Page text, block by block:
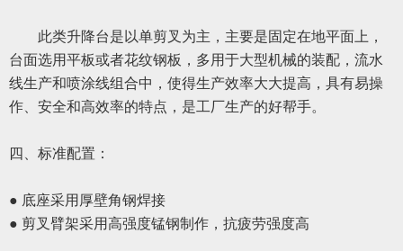
此类升降台是 以单剪叉为主，主要是固定在地平面上，
台面选用平板或者花纹钢板，多用于大型机械的装配，流水
线生产和喷涂线组合中，使得生产效率大大提高，具有易操
作
安全和高效率的特点，是工厂生产的好帮手。
四、标准配置：
● 底座采用厚壁角钢焊接
● 剪叉臂架采用高强度锰钢制作，抗疲劳强度高